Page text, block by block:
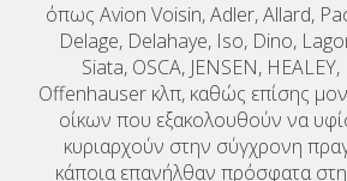
όπως Avion Voisin, Adler, Allard,
Delage, Delahaye, Iso, Dino,
Siata, OSCA, JENSEN,
Offenhauser κλπ, καθώς επίσης
οίκων που εξακολουθούν να
κυριαρχούν στην σύγχρονη
κάποια επανήλθαν πρόσφατα